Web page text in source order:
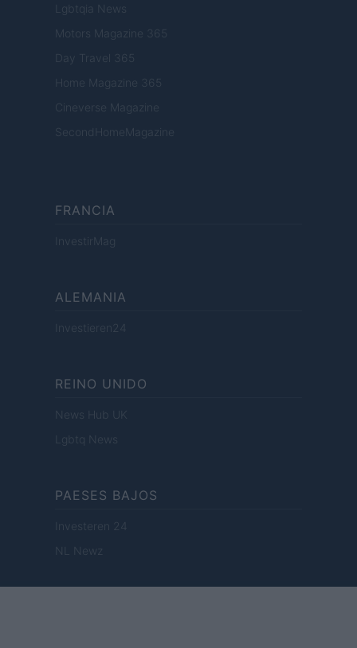
Lgbtqia News
Motors Magazine 365
Day Travel 365
Home Magazine 365
Cineverse Magazine
SecondHomeMagazine
FRANCIA
InvestirMag
ALEMANIA
Investieren24
REINO UNIDO
News Hub UK
Lgbtq News
PAESES BAJOS
Investeren 24
NL Newz